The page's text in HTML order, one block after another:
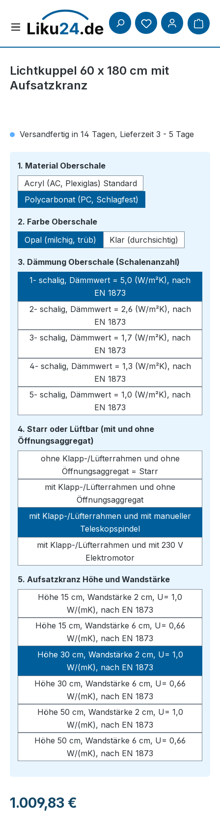
Zum Hauptinhalt springen
Lichtkuppel 60 x 180 cm mit
Aufsatzkranz
Versandfertig in 14 Tagen, Lieferzeit 3 - 5 Tage
1. Material Oberschaleauswählen
Acryl (AC, Plexiglas) Standard
Polycarbonat (PC, Schlagfest)
2. Farbe Oberschaleauswählen
Opal (milchig, trüb)
Klar (durchsichtig)
3. Dämmung Oberschale (Schalenanzahl)
1- schalig, Dämmwert = 5,0 (W/m²K), nach
EN 1873
2- schalig, Dämmwert = 2,6 (W/m²K), nach
EN 1873
3- schalig, Dämmwert = 1,7 (W/m²K), nach
EN 1873
4- schalig, Dämmwert = 1,3 (W/m²K), nach
EN 1873
5- schalig, Dämmwert = 1,0 (W/m²K), nach
EN 1873
4. Starr oder Lüftbar (mit und ohne
Öffnungsaggregat)
ohne Klapp-/Lüfterrahmen und ohne
Öffnungsaggregat = Starr
mit Klapp-/Lüfterrahmen und ohne
Öffnungsaggregat
mit Klapp-/Lüfterrahmen und mit manueller
Teleskopspindel
mit Klapp-/Lüfterrahmen und mit 230 V
Elektromotor
5. Aufsatzkranz Höhe und Wandstärkeauswählen
Höhe 15 cm, Wandstärke 2 cm, U= 1,0
W/(mK), nach EN 1873
Höhe 15 cm, Wandstärke 6 cm, U= 0,66
W/(mK), nach EN 1873
Höhe 30 cm, Wandstärke 2 cm, U= 1,0
W/(mK), nach EN 1873
Höhe 30 cm, Wandstärke 6 cm, U= 0,66
W/(mK), nach EN 1873
Höhe 50 cm, Wandstärke 2 cm, U= 1,0
W/(mK), nach EN 1873
Höhe 50 cm, Wandstärke 6 cm, U= 0,66
W/(mK), nach EN 1873
Regulärer Preis:
1.009,83 €